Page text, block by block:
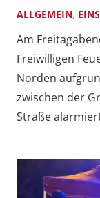
ALLGEMEIN,
Am
Freiwilligen
Norden
zwischen der
Straße